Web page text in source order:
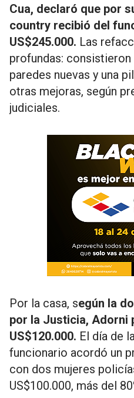
Cua, declaró que por
country recibió del
US$245.000. Las
profundas:
paredes nuevas y una
otras mejoras, según
judiciales.
Por la casa, según la
por la Justicia, Adorni
US$120.000. El día de
funcionario acordó un
con dos mujeres
US$100.000, más del